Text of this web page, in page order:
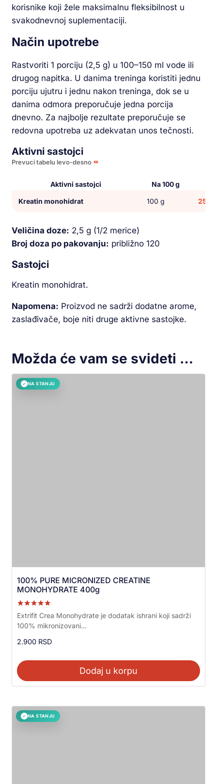
korisnike koji žele maksimalnu fleksibilnost u
svakodnevnoj suplementaciji.
Način upotrebe
Rastvoriti 1 porciju (2,5 g) u 100–150 ml vode ili
drugog napitka. U danima treninga koristiti jednu
porciju ujutru i jednu nakon treninga, dok se u
danima odmora preporučuje jedna porcija
dnevno. Za najbolje rezultate preporučuje se
redovna upotreba uz adekvatan unos tečnosti.
Aktivni sastojci
Prevuci tabelu levo-desno
Aktivni sastojci Na 100 g
Kreatin monohidrat 100 g 2500
Veličina doze: 2,5 g (1/2 merice)
Broj doza po pakovanju: približno 120
Sastojci
Kreatin monohidrat.
Napomena: Proizvod ne sadrži dodatne arome,
zaslađivače, boje niti druge aktivne sastojke.
Možda će vam se svideti …
✓ NA STANJU
100% PURE MICRONIZED CREATINE
MONOHYDRATE 400g
Ocenjeno sa
5.00
od 5
Extrifit Crea Monohydrate je dodatak ishrani koji sadrži
100% mikronizovani...
2.900 RSD
Dodaj u korpu
✓ NA STANJU